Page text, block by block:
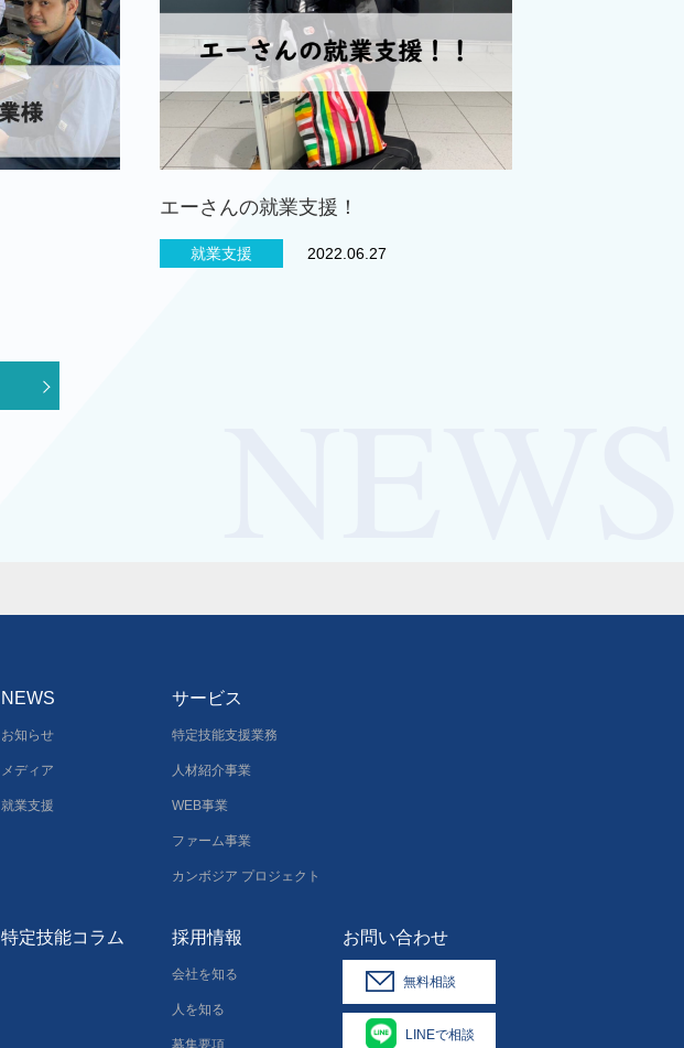
エーさんの就業支援！
就業支援 2022.06.27
NEWS
お知らせ
メディア
就業支援
サービス
特定技能支援業務
人材紹介事業
WEB事業
ファーム事業
カンボジア プロジェクト
特定技能コラム 採用情報
会社を知る
人を知る
募集要項
お問い合わせ
無料相談
LINEで相談